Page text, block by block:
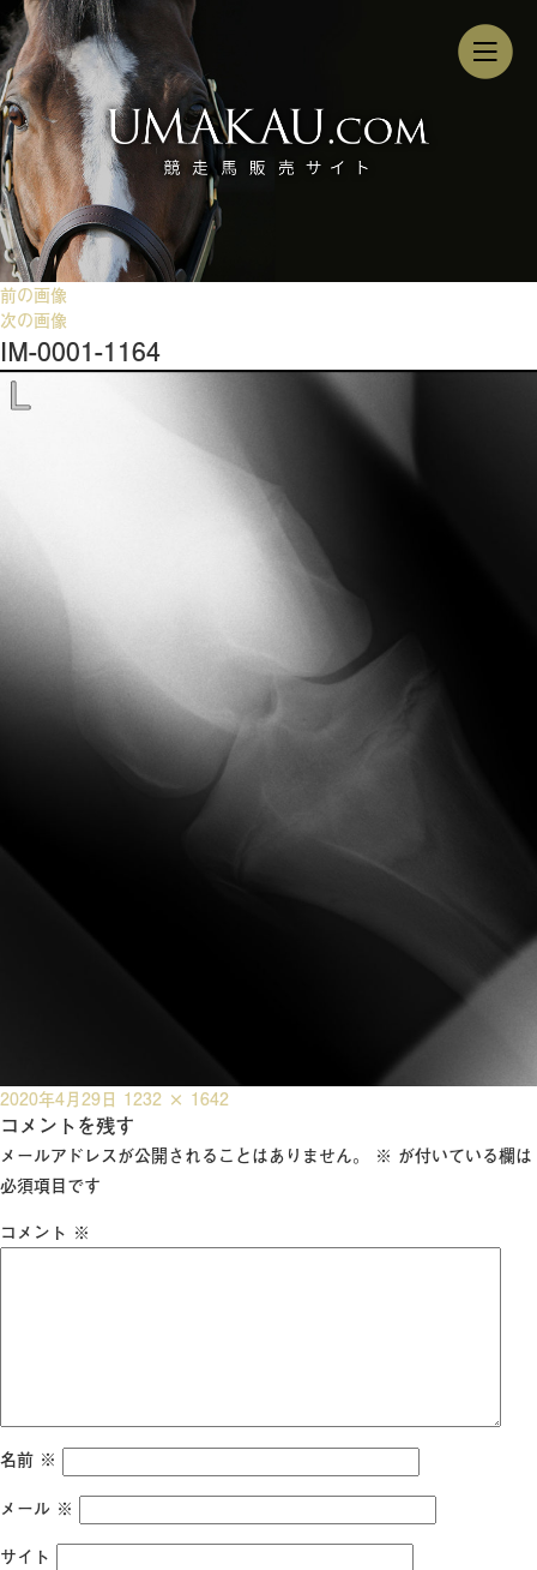
前の画像
次の画像
IM-0001-1164
投
稿
日:
2020年4月29日 フ
ル
サ
1232 × 1642
コメントを残す
メールアドレスが公開されることはありません。 ※ が付いている欄は
必須項目です
コメント ※
名前 ※
メール ※
サイト